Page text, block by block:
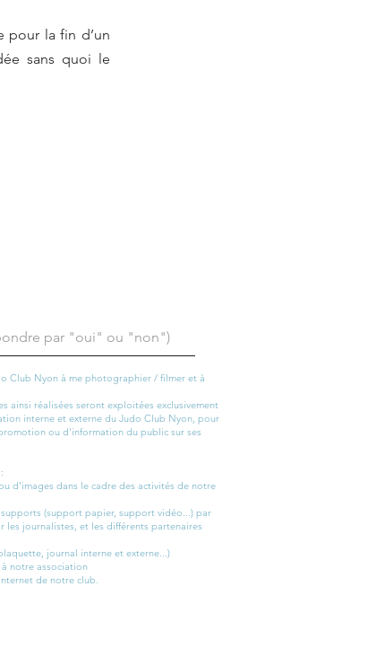
pour la fin d’un
sans quoi le
Club Nyon à me photographier / filmer et à
ainsi réalisées seront exploitées exclusivement
interne et externe du Judo Club Nyon, pour
ou d'information du public sur ses
d’images dans le cadre des activités de notre
(support papier, support vidéo...) par
les journalistes, et les différents partenaires
journal interne et externe...)
notre association
de notre club.